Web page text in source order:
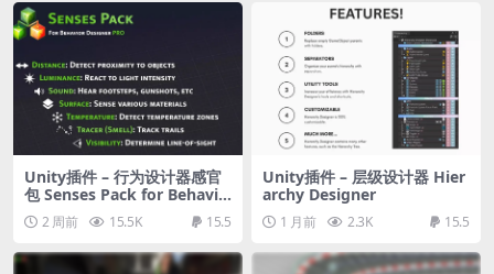
Unity插件 – 行为设计器感官
包 Senses Pack for Behavio
r Designer Pro
2 周前 15.5K 15.5
Unity插件 – 层级设计器 Hier
archy Designer
1 月前 2.3K 15.5